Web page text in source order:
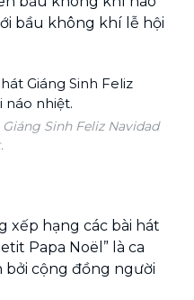
bầu không khí lễ hội
Sinh Feliz Navidad
xếp hạng các bài hát
Papa Noël” là ca
cộng đồng người